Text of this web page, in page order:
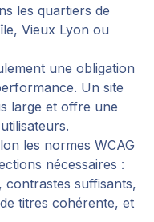
les quartiers de
Vieux Lyon ou
une obligation
Un site
large et offre une
les normes WCAG
nécessaires :
contrastes suffisants,
titres cohérente, et